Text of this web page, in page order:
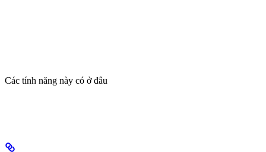
Các tính năng này có ở đâu